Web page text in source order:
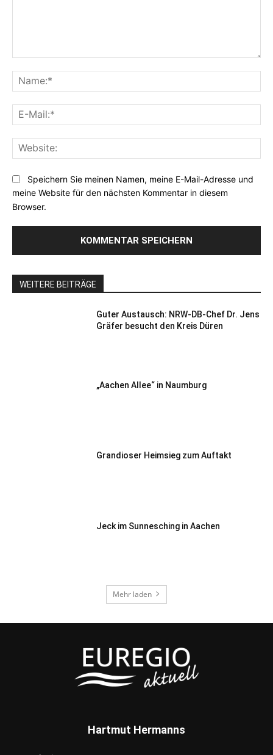
Speichern Sie meinen Namen, meine E-Mail-Adresse und
meine Website für den nächsten Kommentar in diesem
Browser.
WEITERE BEITRÄGE
Guter Austausch: NRW-DB-Chef Dr. Jens
Gräfer besucht den Kreis Düren
„Aachen Allee“ in Naumburg
Grandioser Heimsieg zum Auftakt
Jeck im Sunnesching in Aachen
Mehr laden
Hartmut Hermanns